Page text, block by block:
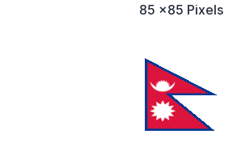
85 x85 Pixels